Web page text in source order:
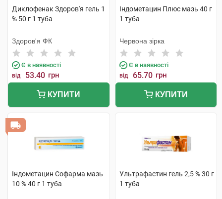
Диклофенак Здоров'я гель 1
% 50 г 1 туба
Здоров'я ФК
Є в наявності
від 53.40 грн
КУПИТИ
Індометацин Плюс мазь 40 г
1 туба
Червона зірка
Є в наявності
від 65.70 грн
КУПИТИ
Індометацин Софарма мазь
10 % 40 г 1 туба
Ультрафастин гель 2,5 % 30 г
1 туба